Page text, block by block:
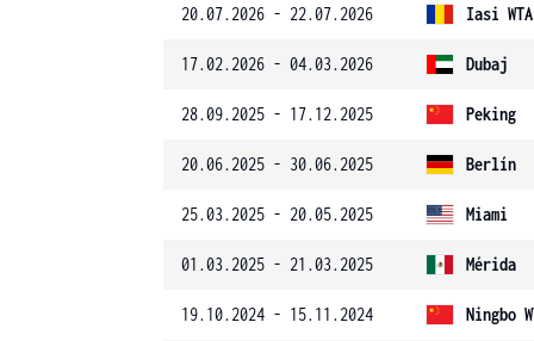
20.07.2026 - 22.07.2026 Iasi WTA
17.02.2026 - 04.03.2026 Dubaj
28.09.2025 - 17.12.2025 Peking
20.06.2025 - 30.06.2025 Berlín
25.03.2025 - 20.05.2025 Miami
01.03.2025 - 21.03.2025 Mérida
19.10.2024 - 15.11.2024 Ningbo